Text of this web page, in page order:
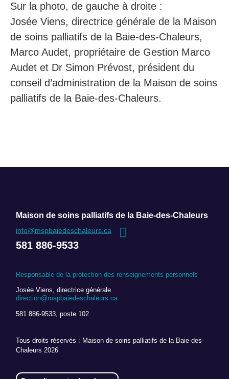
Sur la photo, de gauche à droite :
Josée Viens, directrice générale de la Maison
de soins palliatifs de la Baie-des-Chaleurs,
Marco Audet, propriétaire de Gestion Marco
Audet et Dr Simon Prévost, président du
conseil d’administration de la Maison de soins
palliatifs de la Baie-des-Chaleurs.
Maison de soins palliatifs de la Baie-des-Chaleurs
info@mspbaiedeschaleurs.ca
581 886-9533
Responsable de la protection des renseignements personnels
Josée Viens, directrice générale
direction@mspbaiedeschaleurs.ca
581 886-9533, poste 102
Tous droits réservés : Maison de soins palliatifs de la Baie-des-
Chaleurs 2026